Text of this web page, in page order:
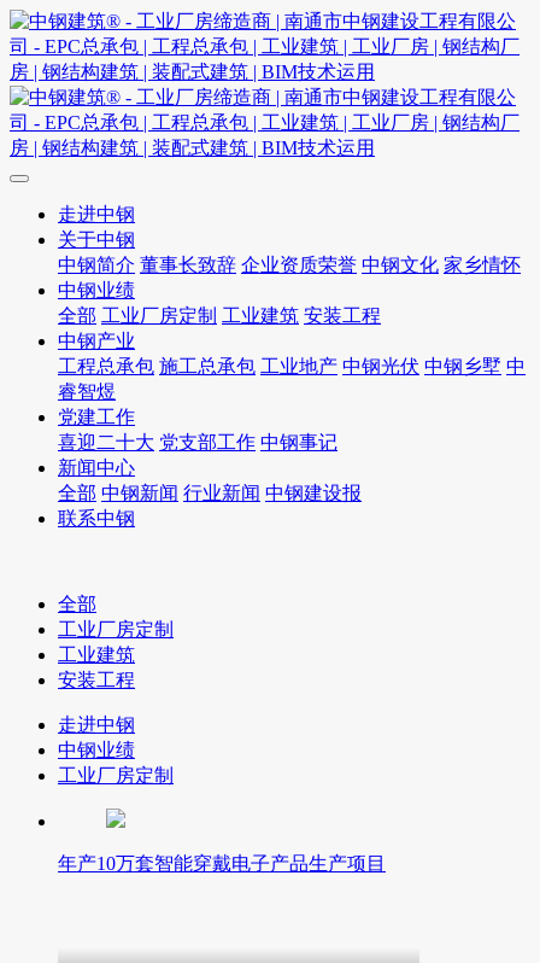
走进中钢
关于中钢
中钢简介 董事长致辞 企业资质荣誉 中钢文化 家乡情怀
中钢业绩
全部 工业厂房定制 工业建筑 安装工程
中钢产业
工程总承包 施工总承包 工业地产 中钢光伏 中钢乡墅 中
睿智煜
党建工作
喜迎二十大 党支部工作 中钢事记
新闻中心
全部 中钢新闻 行业新闻 中钢建设报
联系中钢
全部
工业厂房定制
工业建筑
安装工程
走进中钢
中钢业绩
工业厂房定制
年产10万套智能穿戴电子产品生产项目